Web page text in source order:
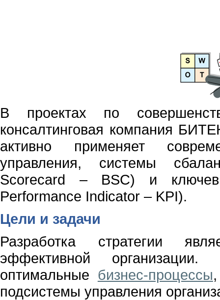
В проектах по
консалтинговая компания
активно применяет
управления, системы
Scorecard – BSC) и
Performance Indicator – KPI).
Цели и задачи
Разработка стратегии
эффективной
оптимальные бизнес-процессы
подсистемы управления